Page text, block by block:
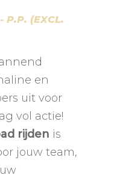
P.P. (EXCL.
en
uit voor
vol actie!
rijden is
jouw team,